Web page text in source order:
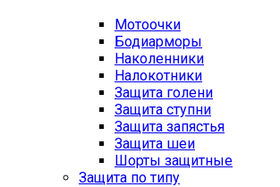
Мотоочки
Бодиарморы
Наколенники
Налокотники
Защита голени
Защита ступни
Защита запястья
Защита шеи
Шорты защитные
Защита по типу